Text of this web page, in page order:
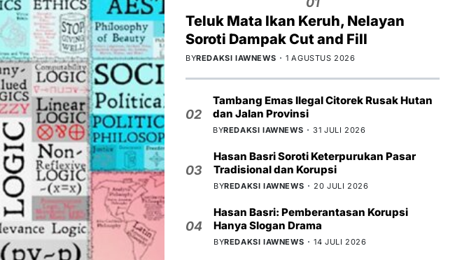
Teluk Mata Ikan Keruh, Nelayan
Soroti Dampak Cut and Fill
BYREDAKSI IAWNEWS 1 AGUSTUS 2026
02
Tambang Emas Ilegal Citorek Rusak Hutan
dan Jalan Provinsi
BYREDAKSI IAWNEWS 31 JULI 2026
03
Hasan Basri Soroti Keterpurukan Pasar
Tradisional dan Korupsi
BYREDAKSI IAWNEWS 20 JULI 2026
04
Hasan Basri: Pemberantasan Korupsi
Hanya Slogan Drama
BYREDAKSI IAWNEWS 14 JULI 2026